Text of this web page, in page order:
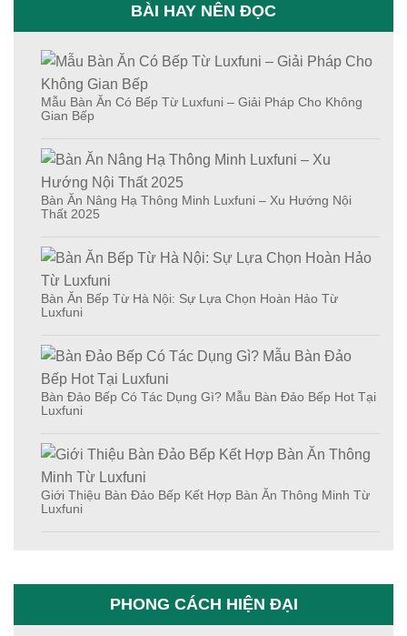
BÀI HAY NÊN ĐỌC
Mẫu Bàn Ăn Có Bếp Từ Luxfuni – Giải Pháp Cho Không
Gian Bếp
Bàn Ăn Nâng Hạ Thông Minh Luxfuni – Xu Hướng Nội
Thất 2025
Bàn Ăn Bếp Từ Hà Nội: Sự Lựa Chọn Hoàn Hảo Từ
Luxfuni
Bàn Đảo Bếp Có Tác Dụng Gì? Mẫu Bàn Đảo Bếp Hot Tại
Luxfuni
Giới Thiệu Bàn Đảo Bếp Kết Hợp Bàn Ăn Thông Minh Từ
Luxfuni
PHONG CÁCH HIỆN ĐẠI